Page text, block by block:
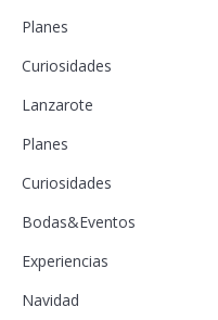
Planes
Curiosidades
Lanzarote
Planes
Curiosidades
Bodas&Eventos
Experiencias
Navidad